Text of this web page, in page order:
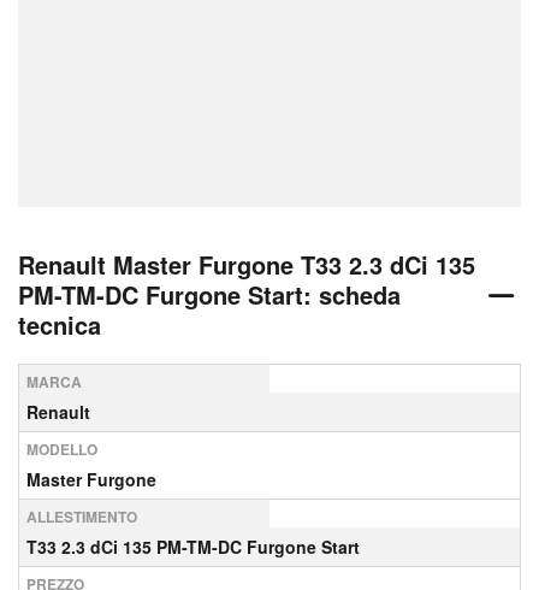
Renault Master Furgone T33 2.3 dCi 135
PM-TM-DC Furgone Start: scheda
tecnica
MARCA
Renault
MODELLO
Master Furgone
ALLESTIMENTO
T33 2.3 dCi 135 PM-TM-DC Furgone Start
PREZZO